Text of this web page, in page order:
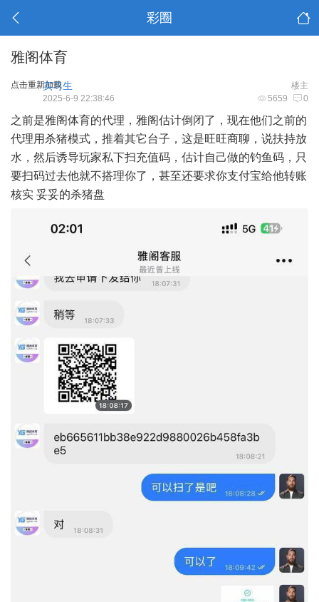
彩圈
雅阁体育
点击重新加载 楼主
实习生
5659 0
2025-6-9 22:38:46
之前是雅阁体育的代理，雅阁估计倒闭了，现在他们之前的
代理用杀猪模式，推着其它台子，这是旺旺商聊，说扶持放
水，然后诱导玩家私下扫充值码，估计自己做的钓鱼码，只
要扫码过去他就不搭理你了，甚至还要求你支付宝给他转账
核实 妥妥的杀猪盘